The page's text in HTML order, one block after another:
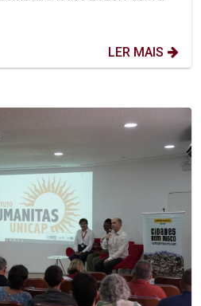
LER MAIS